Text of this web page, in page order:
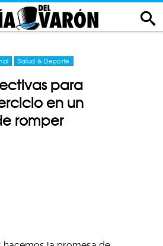
Salud & Deporte
para
en un
romper